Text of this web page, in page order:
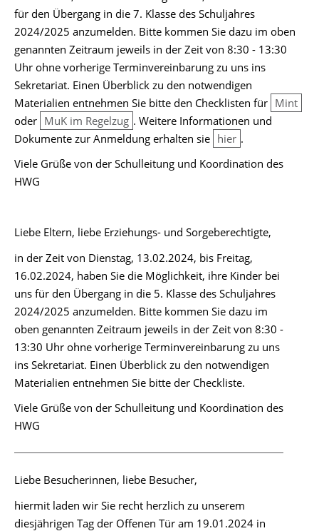
für den Übergang in die 7. Klasse des Schuljahres
2024/2025 anzumelden. Bitte kommen Sie dazu im oben
genannten Zeitraum jeweils in der Zeit von 8:30 - 13:30
Uhr ohne vorherige Terminvereinbarung zu uns ins
Sekretariat. Einen Überblick zu den notwendigen
Materialien entnehmen Sie bitte den Checklisten für Mint
oder MuK im Regelzug . Weitere Informationen und
Dokumente zur Anmeldung erhalten sie hier .
Viele Grüße von der Schulleitung und Koordination des
HWG
Liebe Eltern, liebe Erziehungs- und Sorgeberechtigte,
in der Zeit von Dienstag, 13.02.2024, bis Freitag,
16.02.2024, haben Sie die Möglichkeit, ihre Kinder bei
uns für den Übergang in die 5. Klasse des Schuljahres
2024/2025 anzumelden. Bitte kommen Sie dazu im
oben genannten Zeitraum jeweils in der Zeit von 8:30 -
13:30 Uhr ohne vorherige Terminvereinbarung zu uns
ins Sekretariat. Einen Überblick zu den notwendigen
Materialien entnehmen Sie bitte der Checkliste.
Viele Grüße von der Schulleitung und Koordination des
HWG
Liebe Besucherinnen, liebe Besucher,
hiermit laden wir Sie recht herzlich zu unserem
diesjährigen Tag der Offenen Tür am 19.01.2024 in